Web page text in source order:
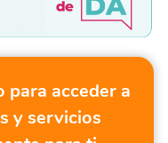
para acceder a
y servicios